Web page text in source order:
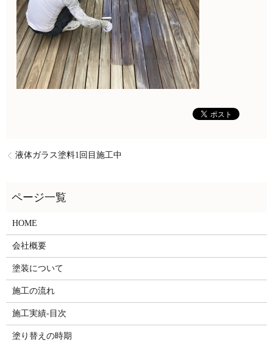
液体ガラス塗料1回目施工中
HOME
会社概要
塗装について
施工の流れ
施工実績-目次
塗り替えの時期